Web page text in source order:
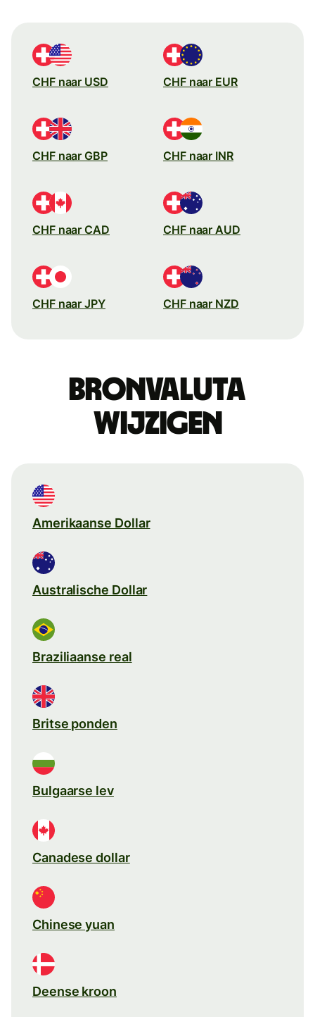
CHF naar USD CHF naar EUR
CHF naar GBP CHF naar INR
CHF naar CAD CHF naar AUD
CHF naar JPY CHF naar NZD
Bronvaluta
wijzigen
Amerikaanse Dollar
Australische Dollar
Braziliaanse real
Britse ponden
Bulgaarse lev
Canadese dollar
Chinese yuan
Deense kroon